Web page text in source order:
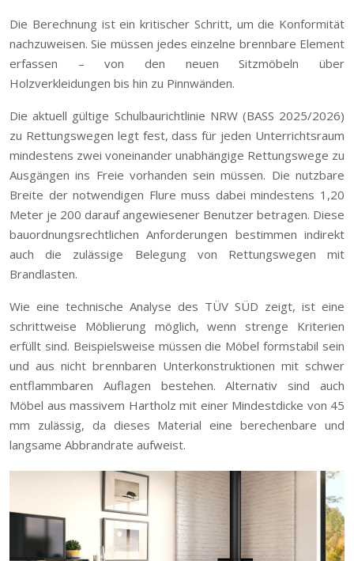
Die Berechnung ist ein kritischer Schritt, um die Konformität
nachzuweisen. Sie müssen jedes einzelne brennbare Element
erfassen – von den neuen Sitzmöbeln über
Holzverkleidungen bis hin zu Pinnwänden.
Die aktuell gültige Schulbaurichtlinie NRW (BASS 2025/2026)
zu Rettungswegen legt fest, dass für jeden Unterrichtsraum
mindestens zwei voneinander unabhängige Rettungswege zu
Ausgängen ins Freie vorhanden sein müssen. Die nutzbare
Breite der notwendigen Flure muss dabei mindestens 1,20
Meter je 200 darauf angewiesener Benutzer betragen. Diese
bauordnungsrechtlichen Anforderungen bestimmen indirekt
auch die zulässige Belegung von Rettungswegen mit
Brandlasten.
Wie eine technische Analyse des TÜV SÜD zeigt, ist eine
schrittweise Möblierung möglich, wenn strenge Kriterien
erfüllt sind. Beispielsweise müssen die Möbel formstabil sein
und aus nicht brennbaren Unterkonstruktionen mit schwer
entflammbaren Auflagen bestehen. Alternativ sind auch
Möbel aus massivem Hartholz mit einer Mindestdicke von 45
mm zulässig, da dieses Material eine berechenbare und
langsame Abbrandrate aufweist.